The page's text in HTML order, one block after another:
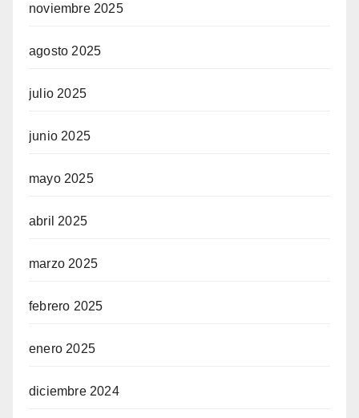
noviembre 2025
agosto 2025
julio 2025
junio 2025
mayo 2025
abril 2025
marzo 2025
febrero 2025
enero 2025
diciembre 2024